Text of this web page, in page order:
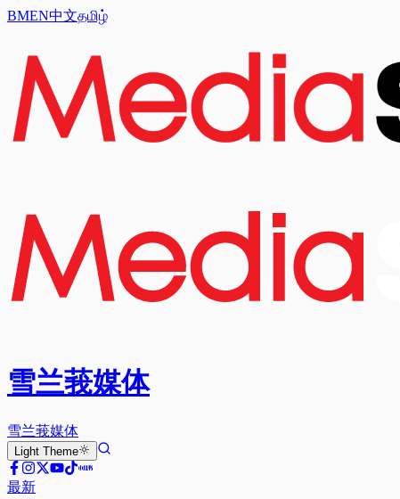
BMEN中文தமிழ்
雪兰莪媒体
雪兰莪媒体
Light Theme
最新